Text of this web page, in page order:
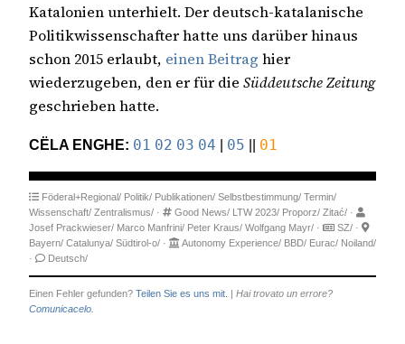
Katalonien unterhielt. Der deutsch-katalanische
Politikwissenschafter hatte uns darüber hinaus
schon 2015 erlaubt, einen Beitrag hier
wiederzugeben, den er für die Süddeutsche Zeitung
geschrieben hatte.
CËLA ENGHE: 01 02 03 04 | 05 || 01
Föderal+Regional/ Politik/ Publikationen/ Selbstbestimmung/ Termin/
Wissenschaft/ Zentralismus/ · Good News/ LTW 2023/ Proporz/ Zitać/ ·
Josef Prackwieser/ Marco Manfrini/ Peter Kraus/ Wolfgang Mayr/ · SZ/ ·
Bayern/ Catalunya/ Südtirol-o/ · Autonomy Experience/ BBD/ Eurac/ Noiland/
·
Deutsch/
Einen Fehler gefunden? Teilen Sie es uns mit. | Hai trovato un errore?
Comunicacelo.